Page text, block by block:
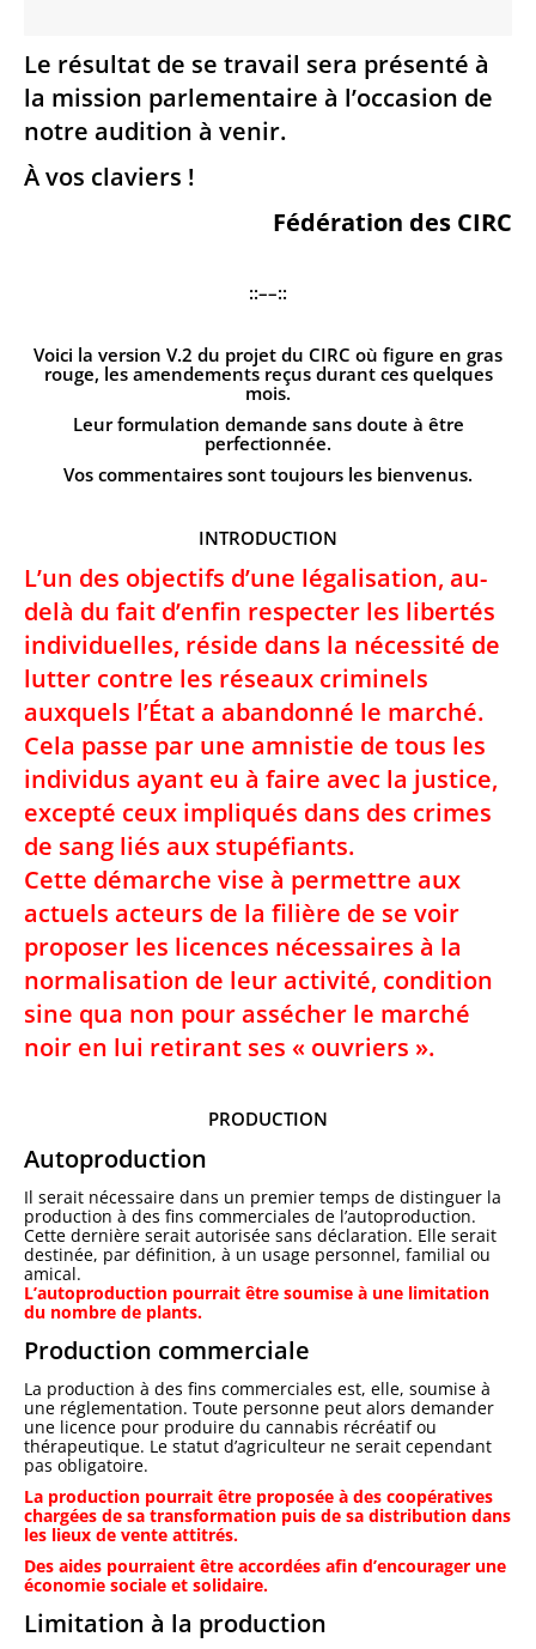
Le résultat de se travail sera présenté à
la mission parlementaire à l’occasion de
notre audition à venir.
À vos claviers !
Fédération des CIRC
::––::
Voici la version V.2 du projet du CIRC où figure en gras
rouge, les amendements reçus durant ces quelques
mois.
Leur formulation demande sans doute à être
perfectionnée.
Vos commentaires sont toujours les bienvenus.
INTRODUCTION
L’un des objectifs d’une légalisation, au-
delà du fait d’enfin respecter les libertés
individuelles, réside dans la nécessité de
lutter contre les réseaux criminels
auxquels l’État a abandonné le marché.
Cela passe par une amnistie de tous les
individus ayant eu à faire avec la justice,
excepté ceux impliqués dans des crimes
de sang liés aux stupéfiants.
Cette démarche vise à permettre aux
actuels acteurs de la filière de se voir
proposer les licences nécessaires à la
normalisation de leur activité, condition
sine qua non pour assécher le marché
noir en lui retirant ses « ouvriers ».
PRODUCTION
Autoproduction
Il serait nécessaire dans un premier temps de distinguer la
production à des fins commerciales de l’autoproduction.
Cette dernière serait autorisée sans déclaration. Elle serait
destinée, par définition, à un usage personnel, familial ou
amical.
L’autoproduction pourrait être soumise à une limitation
du nombre de plants.
Production commerciale
La production à des fins commerciales est, elle, soumise à
une réglementation. Toute personne peut alors demander
une licence pour produire du cannabis récréatif ou
thérapeutique. Le statut d’agriculteur ne serait cependant
pas obligatoire.
La production pourrait être proposée à des coopératives
chargées de sa transformation puis de sa distribution dans
les lieux de vente attitrés.
Des aides pourraient être accordées afin d’encourager une
économie sociale et solidaire.
Limitation à la production